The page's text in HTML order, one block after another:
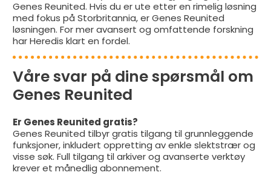
Genes Reunited. Hvis du er ute etter en rimelig løsning
med fokus på Storbritannia, er Genes Reunited
løsningen. For mer avansert og omfattende forskning
har Heredis klart en fordel.
Våre svar på dine spørsmål om
Genes Reunited
Er Genes Reunited gratis?
Genes Reunited tilbyr gratis tilgang til grunnleggende
funksjoner, inkludert oppretting av enkle slektstrær og
visse søk. Full tilgang til arkiver og avanserte verktøy
krever et månedlig abonnement.